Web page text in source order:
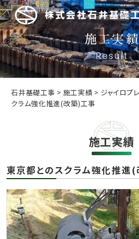
施工実績
Result
石井基礎工事 > 施工実績 > ジャイロプ
クラム強化推進(改築)工事
施工実績
東京都とのスクラム強化推進